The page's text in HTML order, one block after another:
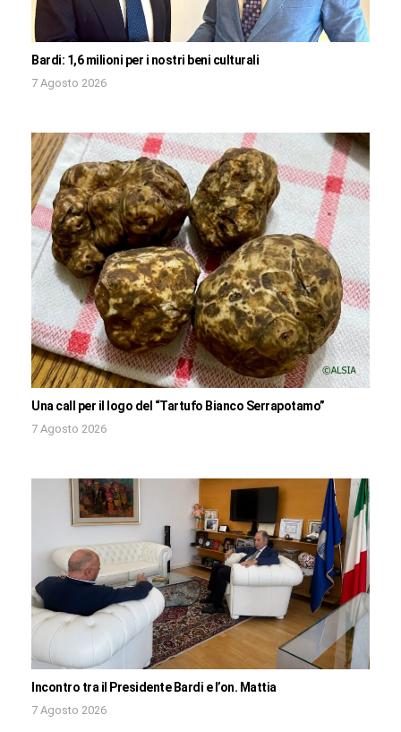
Bardi: 1,6 milioni per i nostri beni culturali
7 Agosto 2026
Una call per il logo del “Tartufo Bianco Serrapotamo”
7 Agosto 2026
Incontro tra il Presidente Bardi e l’on. Mattia
7 Agosto 2026